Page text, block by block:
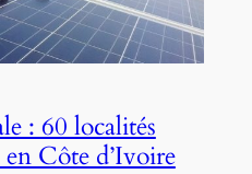
: 60 localités
Côte d’Ivoire